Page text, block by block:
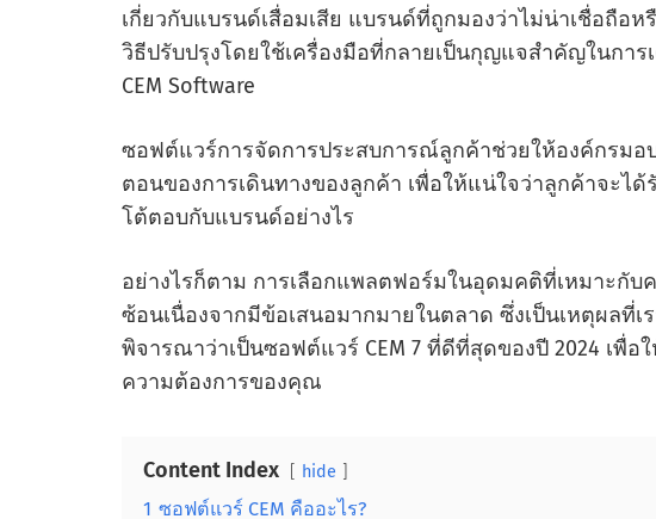
เกี่ยวกับแบรนด์เสื่อมเสีย แบรนด์ที่ถูกมองว่าไม่น่าเชื่อถือ
วิธีปรับปรุงโดยใช้เครื่องมือที่กลายเป็นกุญแจสําคัญในการ
CEM Software
ซอฟต์แวร์การจัดการประสบการณ์ลูกค้าช่วยให้องค์กรม
ตอนของการเดินทางของลูกค้า เพื่อให้แน่ใจว่าลูกค้าจะไ
โต้ตอบกับแบรนด์อย่างไร
อย่างไรก็ตาม การเลือกแพลตฟอร์มในอุดมคติที่เหมาะกั
ซ้อนเนื่องจากมีข้อเสนอมากมายในตลาด ซึ่งเป็นเหตุผลที่เ
พิจารณาว่าเป็นซอฟต์แวร์ CEM 7 ที่ดีที่สุดของปี 2024 เพื่
ความต้องการของคุณ
Content Index hide
1 ซอฟต์แวร์ CEM คืออะไร?